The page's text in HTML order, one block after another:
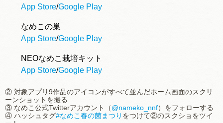
App Store/Google Play
なめこの巣
App Store/Google Play
NEOなめこ栽培キット
App Store/Google Play
② 対象アプリ9作品のアイコンがすべて並んだホーム画面のスクリ
ーンショットを撮る
③ なめこ公式Twitterアカウント（@nameko_nnf）をフォローする
④ ハッシュタグ#なめこ春の菌まつり をつけて②のスクショをツイ